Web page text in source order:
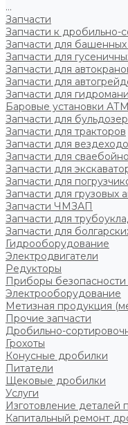
...
Запчасти
Запчасти к
Запчасти для башенных
Запчасти для
Запчасти для
Запчасти для
Запчасти для
Баровые установки АТМ
Запчасти для
Запчасти для тракторов
Запчасти для
Запчасти для
Запчасти для
Запчасти для
Запчасти для грузовых
Запчасти ЧМЗАП
Запчасти для
Запчасти для
Гидрооборудование
Электродвигатели
Редукторы
Приборы безопасности
Электрооборудование
Метизная продукция
Прочие запчасти
Дробильно-
Грохоты
Конусные дробилки
Питатели
Щековые дробилки
Услуги
Изготовление деталей
Капитальный ремонт